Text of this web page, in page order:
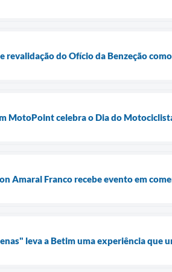
revalidação do Ofício da Benzeção
MotoPoint celebra o Dia do
Amaral Franco recebe evento em
leva a Betim uma experiência que